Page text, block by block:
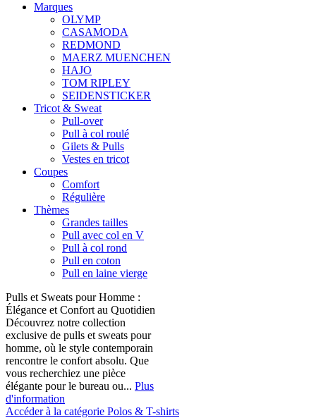
Marques
OLYMP
CASAMODA
REDMOND
MAERZ MUENCHEN
HAJO
TOM RIPLEY
SEIDENSTICKER
Tricot & Sweat
Pull-over
Pull à col roulé
Gilets & Pulls
Vestes en tricot
Coupes
Comfort
Régulière
Thèmes
Grandes tailles
Pull avec col en V
Pull à col rond
Pull en coton
Pull en laine vierge
Pulls et Sweats pour Homme :
Élégance et Confort au Quotidien
Découvrez notre collection
exclusive de pulls et sweats pour
homme, où le style contemporain
rencontre le confort absolu. Que
vous recherchiez une pièce
élégante pour le bureau ou... Plus
d'information
Accéder à la catégorie Polos & T-shirts